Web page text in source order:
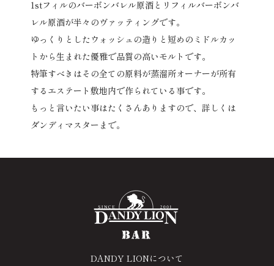
1stフィルのバーボンバレル原酒とリフィルバーボンバ
レル原酒が半々のヴァッティングです。
ゆっくりとしたウォッシュの造りと短めのミドルカッ
トから生まれた優雅で品質の高いモルトです。
特筆すべきはその全ての原料が蒸溜所オーナーが所有
するエステート敷地内で作られている事です。
もっと言いたい事はたくさんありますので、詳しくは
ダンディマスターまで。
DANDY LIONについて